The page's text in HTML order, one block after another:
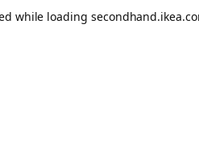
while loading